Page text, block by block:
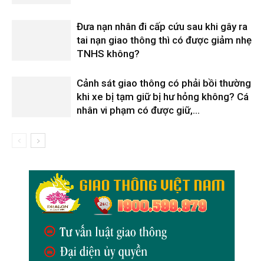
Đưa nạn nhân đi cấp cứu sau khi gây ra
tai nạn giao thông thì có được giảm nhẹ
TNHS không?
Cảnh sát giao thông có phải bồi thường
khi xe bị tạm giữ bị hư hỏng không? Cá
nhân vi phạm có được giữ,...